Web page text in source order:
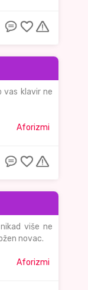
vas klavir ne
Aforizmi
više ne
novac.
Aforizmi